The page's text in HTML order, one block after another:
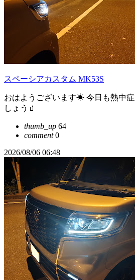
スペーシアカスタム MK53S
おはようございます☀ 今日も熱中
しょう🧃
thumb_up 64
comment0
2026/08/06 06:48